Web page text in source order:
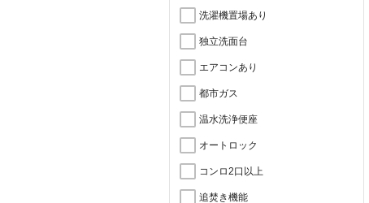
洗濯機置場あり
独立洗面台
エアコンあり
都市ガス
温水洗浄便座
オートロック
コンロ2口以上
追焚き機能